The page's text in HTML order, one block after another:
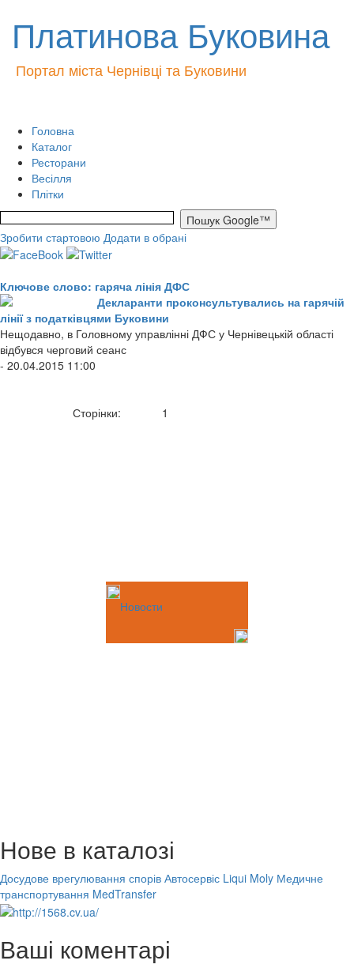
Платинова Буковина
Портал міста Чернівці та Буковини
Головна
Каталог
Ресторани
Весілля
Плітки
Зробити стартовою Додати в обрані
Ключове слово: гаряча лінія ДФС
Декларанти проконсультувались на гарячій
лінії з податківцями Буковини
Нещодавно, в Головному управлінні ДФС у Чернівецькій області
відбувся черговий сеанс
- 20.04.2015 11:00
Сторінки: 1
Новости
Нове в каталозі
Досудове врегулювання спорів Автосервіс Liqui Moly Медичне
транспортування MedTransfer
Ваші коментарі